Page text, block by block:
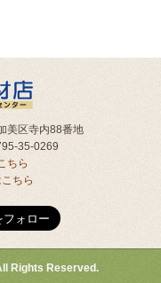
美区寺内88番地
35-0269
ちら
ちら
Rights Reserved.